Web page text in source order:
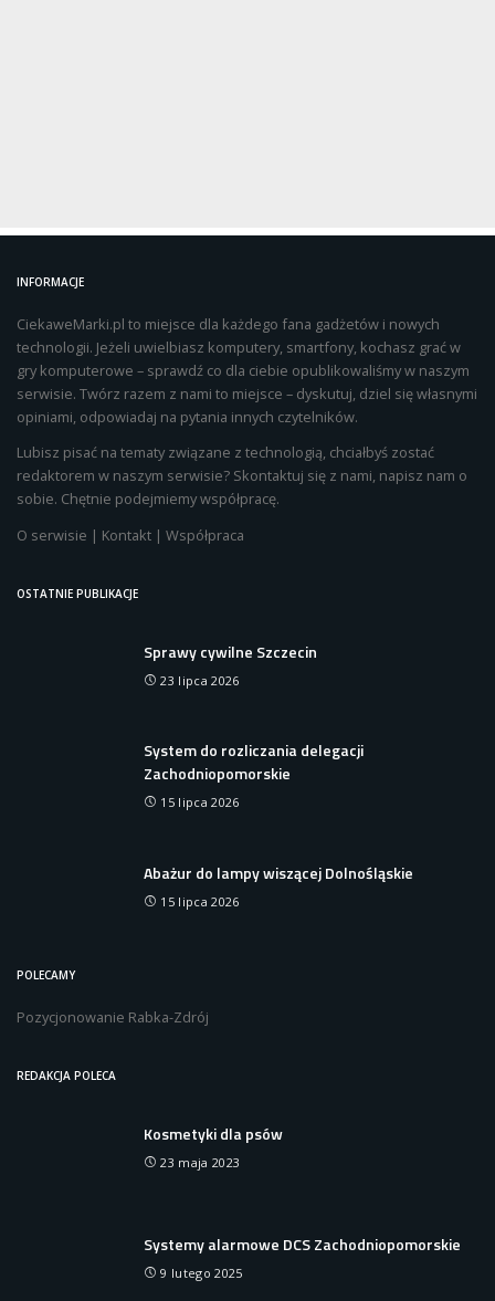
INFORMACJE
CiekaweMarki.pl to miejsce dla każdego fana gadżetów i nowych
technologii. Jeżeli uwielbiasz komputery, smartfony, kochasz grać w
gry komputerowe – sprawdź co dla ciebie opublikowaliśmy w naszym
serwisie. Twórz razem z nami to miejsce – dyskutuj, dziel się własnymi
opiniami, odpowiadaj na pytania innych czytelników.
Lubisz pisać na tematy związane z technologią, chciałbyś zostać
redaktorem w naszym serwisie? Skontaktuj się z nami, napisz nam o
sobie. Chętnie podejmiemy współpracę.
O serwisie | Kontakt | Współpraca
OSTATNIE PUBLIKACJE
Sprawy cywilne Szczecin
23 lipca 2026
System do rozliczania delegacji
Zachodniopomorskie
15 lipca 2026
Abażur do lampy wiszącej Dolnośląskie
15 lipca 2026
POLECAMY
Pozycjonowanie Rabka-Zdrój
REDAKCJA POLECA
Kosmetyki dla psów
23 maja 2023
Systemy alarmowe DCS Zachodniopomorskie
9 lutego 2025